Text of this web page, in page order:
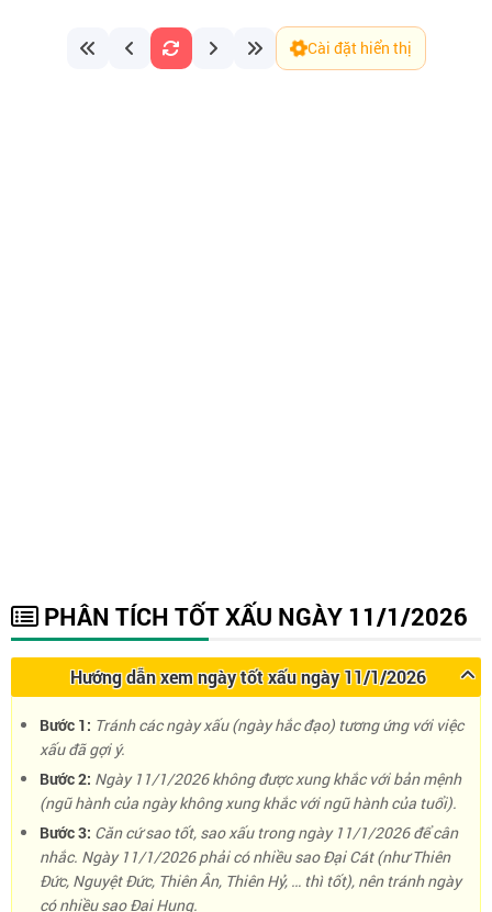
Cài đặt hiển thị
PHÂN TÍCH TỐT XẤU NGÀY 11/1/2026
Hướng dẫn xem ngày tốt xấu ngày 11/1/2026
Bước 1: Tránh các ngày xấu (ngày hắc đạo) tương ứng với việc
xấu đã gợi ý.
Bước 2: Ngày 11/1/2026 không được xung khắc với bản mệnh
(ngũ hành của ngày không xung khắc với ngũ hành của tuổi).
Bước 3: Căn cứ sao tốt, sao xấu trong ngày 11/1/2026 để cân
nhắc. Ngày 11/1/2026 phải có nhiều sao Đại Cát (như Thiên
Đức, Nguyệt Đức, Thiên Ân, Thiên Hỷ, … thì tốt), nên tránh ngày
có nhiều sao Đại Hung.